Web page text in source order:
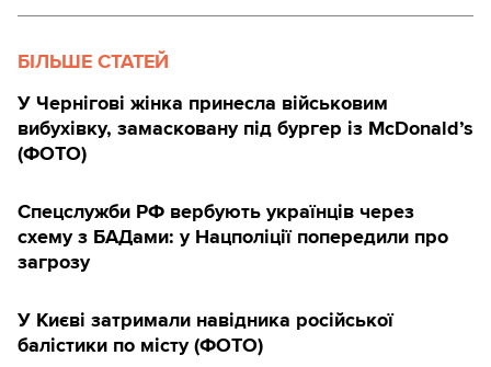
БІЛЬШЕ СТАТЕЙ
У Чернігові жінка принесла військовим
вибухівку, замасковану під бургер із McDonald’s
(ФОТО)
Спецслужби РФ вербують українців через
схему з БАДами: у Нацполіції попередили про
загрозу
У Києві затримали навідника російської
балістики по місту (ФОТО)